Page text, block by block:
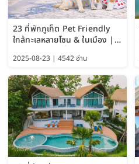
23 ที่พักภูเก็ต Pet Friendly
ใกล้ทะเลหลายโซน & ในเมือง |
2025-08-23 | 4542 อ่าน